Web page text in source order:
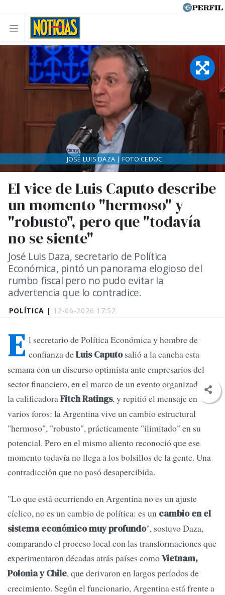
POLÍTICA | 12-06-2026 17:52
El vice de Luis Caputo describe
un momento "hermoso" y
"robusto", pero que "todavía
no se siente"
José Luis Daza, secretario de Política
Económica, pintó un panorama elogioso del
rumbo fiscal pero no pudo evitar la
advertencia que lo contradice.
JOSÉ LUIS DAZA | FOTO:CEDOC
E l secretario de Política Económica y hombre de
confianza deLuis Caputosalió a la cancha esta
semana con un discurso optimista ante empresarios del
sector financiero, en el marco de un evento organizado por
la calificadoraFitch Ratings, y repitió el mensaje en
varios foros: la Argentina vive un cambio estructural
"hermoso", "robusto", prácticamente "ilimitado" en su
potencial. Pero en el mismo aliento reconoció que ese
momento todavía no llega a los bolsillos de la gente. Una
contradicción que no pasó desapercibida.
"Lo que está ocurriendo en Argentina no es un ajuste
cíclico, no es un cambio de política: es un cambio en el
sistema económico muy profundo", sostuvo Daza,
comparando el proceso local con las transformaciones que
experimentaron décadas atrás países comoVietnam,
Polonia y Chile, que derivaron en largos períodos de
crecimiento. Según el funcionario, Argentina está frente a